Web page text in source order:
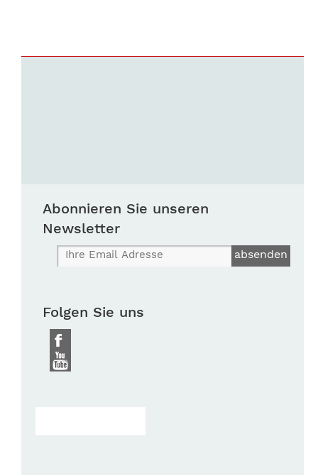
Abonnieren Sie unseren
Newsletter
Folgen Sie uns